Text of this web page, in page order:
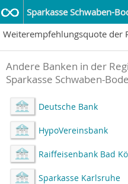
Sparkasse Schwaben-
Weiterempfehlungsquote der
Andere Banken in der
Sparkasse Schwaben-
Deutsche Bank
HypoVereinsbank
Raiffeisenbank Bad
Sparkasse Karlsruhe